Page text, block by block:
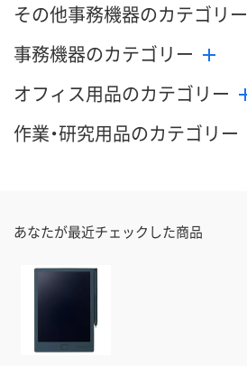
その他事務機器のカテゴリー
事務機器のカテゴリー
オフィス用品のカテゴリー
作業・研究用品のカテゴリー
あなたが最近チェックした商品